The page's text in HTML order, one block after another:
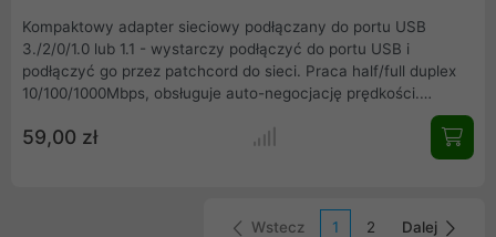
Kompaktowy adapter sieciowy podłączany do portu USB
3./2/0/1.0 lub 1.1 - wystarczy podłączyć do portu USB i
podłączyć go przez patchcord do sieci. Praca half/full duplex
10/100/1000Mbps, obsługuje auto-negocjację prędkości.
100mAh oraz wagą na poziomie 30g.
59,00 zł
Wstecz 1 2 Dalej